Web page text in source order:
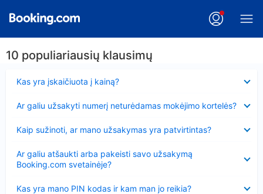
10 populiariausių klausimų
Kas yra įskaičiuota į kainą?
Ar galiu užsakyti numerį neturėdamas mokėjimo kortelės?
Kaip sužinoti, ar mano užsakymas yra patvirtintas?
Ar galiu atšaukti arba pakeisti savo užsakymą
Booking.com svetainėje?
Kas yra mano PIN kodas ir kam man jo reikia?